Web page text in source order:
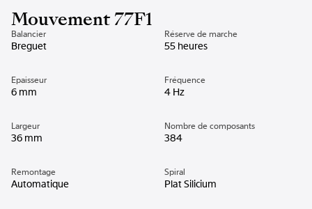
Mouvement 77F1
Balancier
Breguet
Réserve de marche
55 heures
Epaisseur
6 mm
Fréquence
4 Hz
Largeur
36 mm
Nombre de composants
384
Remontage
Automatique
Spiral
Plat Silicium